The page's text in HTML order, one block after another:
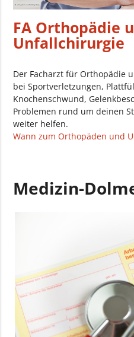
FA Orthopädie
Unfallchirurgie
Der Facharzt für Orthopädie
bei Sportverletzungen,
Knochenschwund,
Problemen rund um deinen
weiter helfen.
Wann zum Orthopäden und
Medizin-